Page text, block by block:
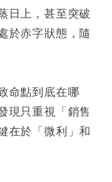
日上，甚至突破
於赤字狀態，隨
命點到底在哪
現只重視「銷售
在於「微利」和